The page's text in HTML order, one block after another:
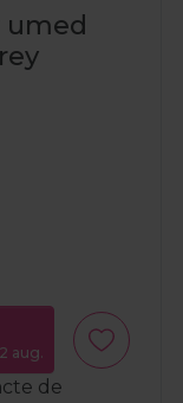
aug.
de